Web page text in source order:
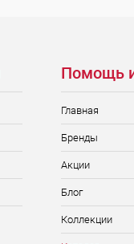
Помощь
Главная
Бренды
Акции
Блог
Коллекции